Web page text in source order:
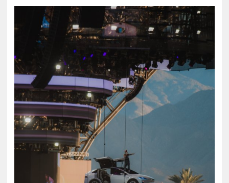
ZENE
MÉDIAAJÁNLAT
IMPRESSZUM
PR-ARCHÍVUM
ADATKEZELÉSI TÁJÉKOZTATÓ